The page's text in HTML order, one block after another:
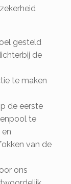
gesteld
de
te maken
de eerste
te
van de
ons